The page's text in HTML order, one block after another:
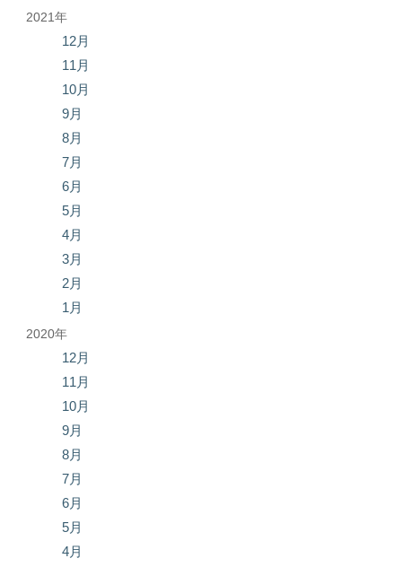
2021年
12月
11月
10月
9月
8月
7月
6月
5月
4月
3月
2月
1月
2020年
12月
11月
10月
9月
8月
7月
6月
5月
4月